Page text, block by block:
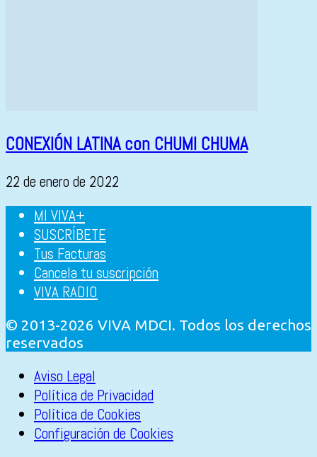
CONEXIÓN LATINA con CHUMI CHUMA
22 de enero de 2022
MI VIVA+
SUSCRÍBETE
Tus Facturas
Cancela tu suscripción
VIVA RADIO
© 2013-2026 VIVA MDCI. Todos los derechos
reservados
Aviso Legal
Política de Privacidad
Política de Cookies
Configuración de Cookies